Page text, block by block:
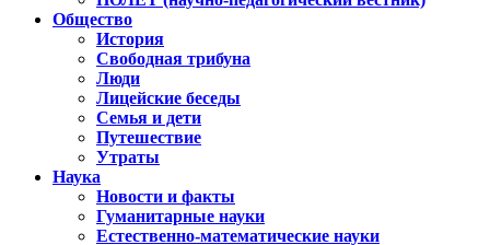
Общество
История
Свободная трибуна
Люди
Лицейские беседы
Семья и дети
Путешествие
Утраты
Наука
Новости и факты
Гуманитарные науки
Естественно-математические науки